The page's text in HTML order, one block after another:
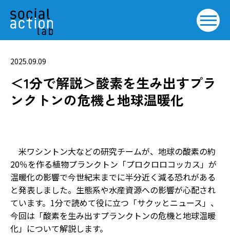
2025.09.09
＜1分で解説＞酸素を生み出すプラ
ンクトンの危機と地球温暖化
米ワシントン大などの研究チームが、地球の酸素の約
20％を作る植物プランクトン「プロクロロコッカス」が
温暖化の影響で今世紀末までに半分近く減る恐れがある
と発表しました。生態系や水産資源への影響が心配され
ています。1分で読めて役に立つ「サクッとニュース」、
今回は「酸素を生み出すプランクトンの危機と地球温暖
化」について解説します。